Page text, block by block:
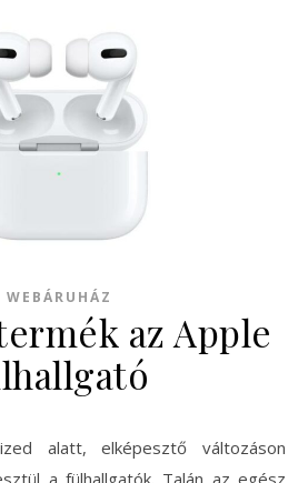
WEBÁRUHÁZ
az Apple
alatt, elképesztő változáson
a fülhallgatók. Talán az egész